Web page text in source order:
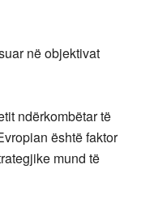
në objektivat
ndërkombëtar të
është faktor
mund të